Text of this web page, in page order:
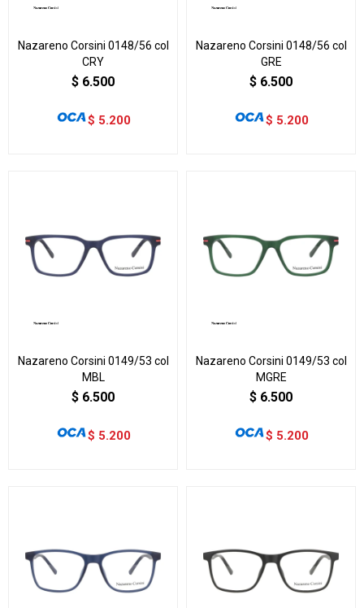
Nazareno Corsini 0148/56 col
CRY
$ 6.500
$ 5.200
Nazareno Corsini 0148/56 col
GRE
$ 6.500
$ 5.200
Nazareno Corsini 0149/53 col
MBL
$ 6.500
$ 5.200
Nazareno Corsini 0149/53 col
MGRE
$ 6.500
$ 5.200